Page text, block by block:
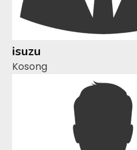
isuzu
Kosong